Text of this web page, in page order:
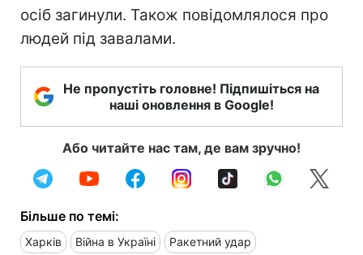
осіб загинули. Також повідомлялося про
людей під завалами.
Не пропустіть головне! Підпишіться на
наші оновлення в Google!
Або читайте нас там, де вам зручно!
Більше по темі:
Харків Війна в Україні Ракетний удар